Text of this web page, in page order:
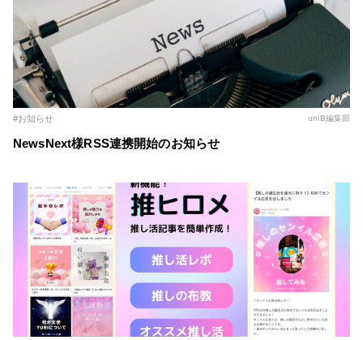
#お知らせ uniB編集部
NewsNext様RSS連携開始のお知らせ